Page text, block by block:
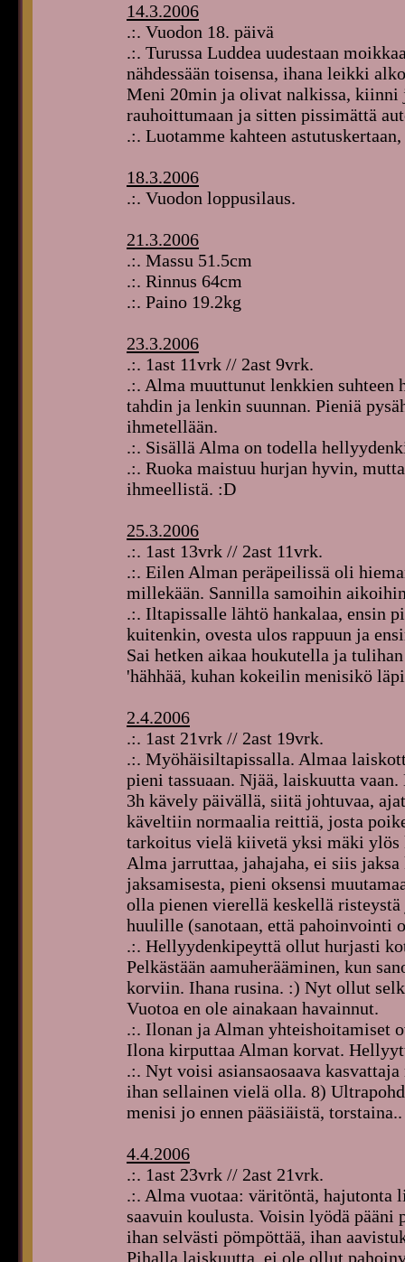
14.3.2006
.:. Vuodon 18. päivä
.:. Turussa Luddea uudestaan
nähdessään toisensa, ihana leikki
Meni 20min ja olivat nalkissa, kiinni
rauhoittumaan ja sitten pissimättä
.:. Luotamme kahteen
18.3.2006
.:. Vuodon loppusilaus.
21.3.2006
.:. Massu 51.5cm
.:. Rinnus 64cm
.:. Paino 19.2kg
23.3.2006
.:. 1ast 11vrk // 2ast 9vrk.
.:. Alma muuttunut lenkkien suhteen
tahdin ja lenkin suunnan. Pieniä
ihmetellään.
.:. Sisällä Alma on todella
.:. Ruoka maistuu hurjan hyvin,
ihmeellistä. :D
25.3.2006
.:. 1ast 13vrk // 2ast 11vrk.
.:. Eilen Alman peräpeilissä oli
millekään. Sannilla samoihin
.:. Iltapissalle lähtö hankalaa, ensin
kuitenkin, ovesta ulos rappuun ja
Sai hetken aikaa houkutella ja
'hähhää, kuhan kokeilin menisikö
2.4.2006
.:. 1ast 21vrk // 2ast 19vrk.
.:. Myöhäisiltapissalla. Almaa
pieni tassuaan. Njää, laiskuutta
3h kävely päivällä, siitä johtuvaa,
käveltiin normaalia reittiä, josta
tarkoitus vielä kiivetä yksi mäki ylös
Alma jarruttaa, jahajaha, ei siis
jaksamisesta, pieni oksensi
olla pienen vierellä keskellä
huulille (sanotaan, että pahoinvointi
.:. Hellyydenkipeyttä ollut hurjasti
Pelkästään aamuherääminen, kun
korviin. Ihana rusina. :) Nyt ollut
Vuotoa en ole ainakaan havainnut.
.:. Ilonan ja Alman yhteishoitamiset
Ilona kirputtaa Alman korvat.
.:. Nyt voisi asiansaosaava
ihan sellainen vielä olla. 8)
menisi jo ennen pääsiäistä,
4.4.2006
.:. 1ast 23vrk // 2ast 21vrk.
.:. Alma vuotaa: väritöntä,
saavuin koulusta. Voisin lyödä
ihan selvästi pömpöttää, ihan
Pihalla laiskuutta, ei ole ollut